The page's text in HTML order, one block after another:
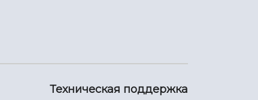
Техническая поддержка